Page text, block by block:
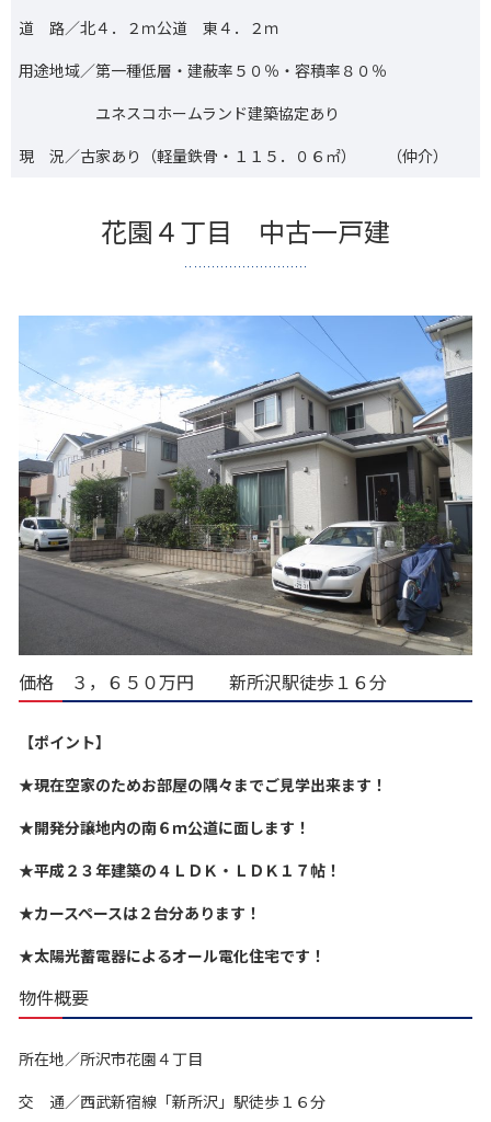
道 路／北４．２ｍ公道 東４．２ｍ
用途地域／第一種低層・建蔽率５０％・容積率８０％
ユネスコホームランド建築協定あり
現 況／古家あり（軽量鉄骨・１１５．０６㎡） （仲介）
花園４丁目 中古一戸建
価格 ３，６５０万円 新所沢駅徒歩１６分
【ポイント】
★現在空家のためお部屋の隅々までご見学出来ます！
★開発分譲地内の南６ｍ公道に面します！
★平成２３年建築の４ＬＤＫ・ＬＤＫ１７帖！
★カースペースは２台分あります！
★太陽光蓄電器によるオール電化住宅です！
物件概要
所在地／所沢市花園４丁目
交 通／西武新宿線「新所沢」駅徒歩１６分